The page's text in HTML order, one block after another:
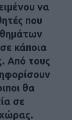
να
που
κάποια
Από τους
θα
σε